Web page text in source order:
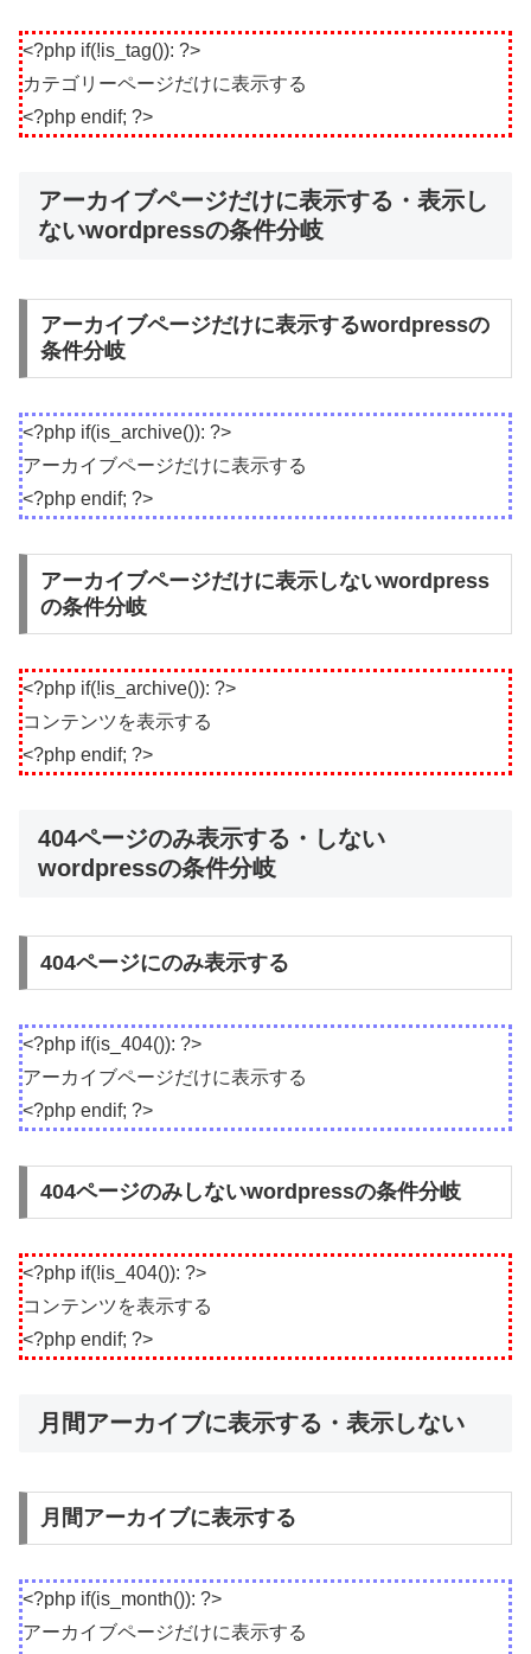
<?php if(!is_tag()): ?>
カテゴリーページだけに表示する
<?php endif; ?>
アーカイブページだけに表示する・表示し
ないwordpressの条件分岐
アーカイブページだけに表示するwordpressの
条件分岐
<?php if(is_archive()): ?>
アーカイブページだけに表示する
<?php endif; ?>
アーカイブページだけに表示しないwordpress
の条件分岐
<?php if(!is_archive()): ?>
コンテンツを表示する
<?php endif; ?>
404ページのみ表示する・しない
wordpressの条件分岐
404ページにのみ表示する
<?php if(is_404()): ?>
アーカイブページだけに表示する
<?php endif; ?>
404ページのみしないwordpressの条件分岐
<?php if(!is_404()): ?>
コンテンツを表示する
<?php endif; ?>
月間アーカイブに表示する・表示しない
月間アーカイブに表示する
<?php if(is_month()): ?>
アーカイブページだけに表示する